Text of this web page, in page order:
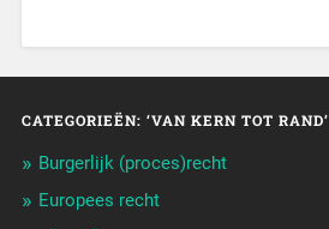
CATEGORIEËN: ‘VAN KERN TOT RAND’
Burgerlijk (proces)recht
Europees recht